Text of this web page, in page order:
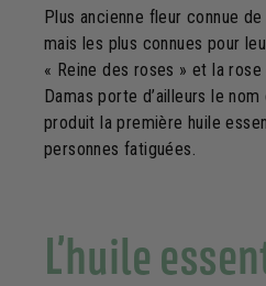
Plus ancienne fleur connue
mais les plus connues pour
« Reine des roses » et la
Damas porte d’ailleurs le
produit la première huile
personnes fatiguées.
L’huile